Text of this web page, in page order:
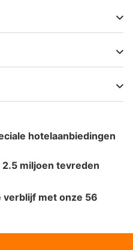
hotelaanbiedingen
miljoen tevreden
met onze 56